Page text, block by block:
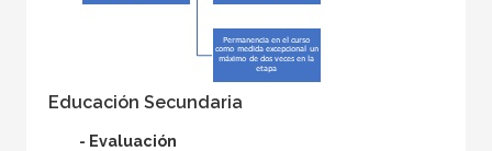
Educación Secundaria
- Evaluación